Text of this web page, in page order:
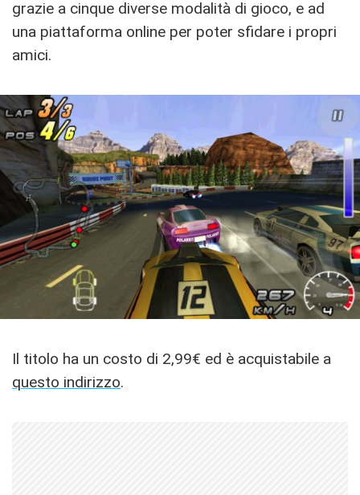
grazie a cinque diverse modalità di gioco, e ad
una piattaforma online per poter sfidare i propri
amici.
Il titolo ha un costo di 2,99€ ed è acquistabile a
questo indirizzo.